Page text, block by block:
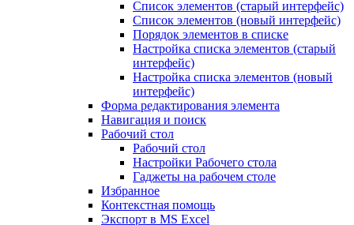
Список элементов (старый интерфейс)
Список элементов (новый интерфейс)
Порядок элементов в списке
Настройка списка элементов (старый
интерфейс)
Настройка списка элементов (новый
интерфейс)
Форма редактирования элемента
Навигация и поиск
Рабочий стол
Рабочий стол
Настройки Рабочего стола
Гаджеты на рабочем столе
Избранное
Контекстная помощь
Экспорт в MS Excel